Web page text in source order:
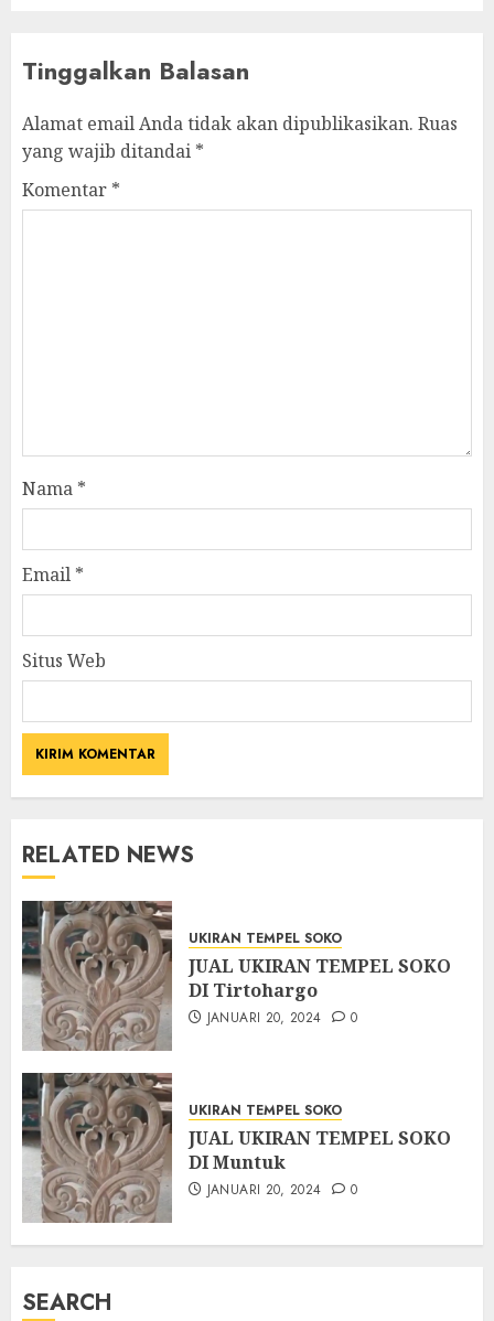
Tinggalkan Balasan
Alamat email Anda tidak akan dipublikasikan. Ruas
yang wajib ditandai *
Komentar *
Nama *
Email *
Situs Web
RELATED NEWS
UKIRAN TEMPEL SOKO
JUAL UKIRAN TEMPEL SOKO
DI Tirtohargo
JANUARI 20, 2024 0
UKIRAN TEMPEL SOKO
JUAL UKIRAN TEMPEL SOKO
DI Muntuk
JANUARI 20, 2024 0
SEARCH